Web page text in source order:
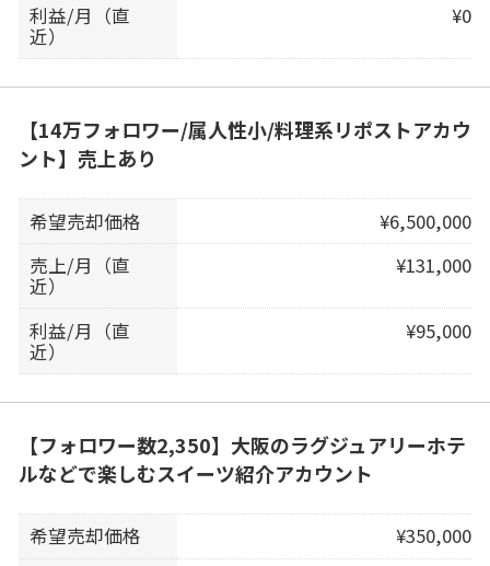
利益/月（直
近）
¥0
【14万フォロワー/属人性小/料理系リポストアカウ
ント】売上あり
希望売却価格
¥6,500,000
売上/月（直
近）
¥131,000
利益/月（直
近）
¥95,000
【フォロワー数2,350】大阪のラグジュアリーホテ
ルなどで楽しむスイーツ紹介アカウント
希望売却価格
¥350,000